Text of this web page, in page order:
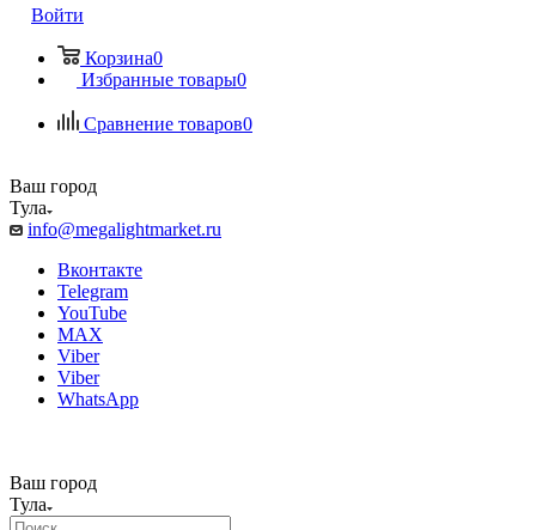
Войти
Корзина0
Избранные товары0
Сравнение товаров0
Ваш город
Тула
info@megalightmarket.ru
Вконтакте
Telegram
YouTube
MAX
Viber
Viber
WhatsApp
Ваш город
Тула